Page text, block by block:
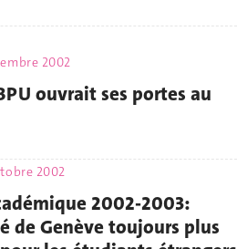
2002
ouvrait ses portes au
2002
2002-2003:
de Genève toujours plus